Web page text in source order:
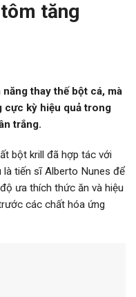
tăng
thay thế bột cá, mà
cực kỳ hiệu quả trong
trắng.
bột krill đã hợp tác với
là tiến sĩ Alberto Nunes để
ưa thích thức ăn và hiệu
các chất hóa ứng